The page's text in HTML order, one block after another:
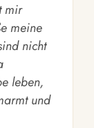
mir
meine
nicht
leben,
und